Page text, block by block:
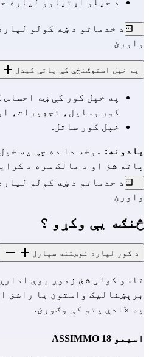
د خپلو اړتیاوو لپاره
د خدماتو د ښه کولو
واورئ
په خپل استوګنځي کې پاتې کیدل
کور وسایل، تجهیزات،
خپل کور ساتل.
یادونه:
پاته شئ او د مالک سره د
د خدماتو د ښه کولو
واورئ
څنګه یې وکړو ؟
د کور لپاره غوښتنه سپارل
په لاندې پتو کې وګورئ.
اسیمو ASSIMMO 18